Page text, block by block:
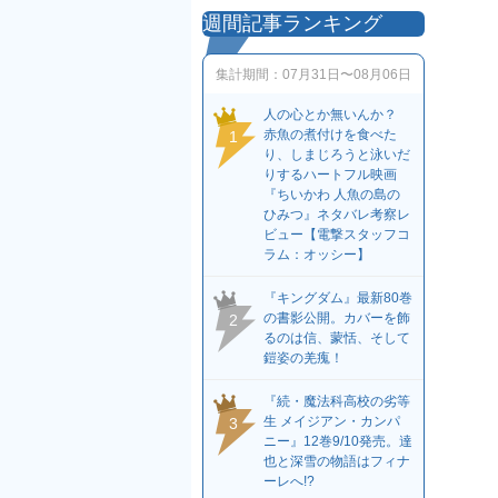
週間記事ランキング
集計期間： 07月31日〜08月06日
1
人の心とか無いんか？
赤魚の煮付けを食べた
り、しまじろうと泳いだ
りするハートフル映画
『ちいかわ 人魚の島の
ひみつ』ネタバレ考察レ
ビュー【電撃スタッフコ
ラム：オッシー】
2
『キングダム』最新80巻
の書影公開。カバーを飾
るのは信、蒙恬、そして
鎧姿の羌瘣！
3
『続・魔法科高校の劣等
生 メイジアン・カンパ
ニー』12巻9/10発売。達
也と深雪の物語はフィナ
ーレへ!?